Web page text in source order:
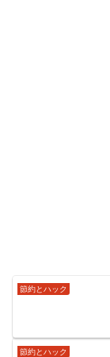
節約とハック
節約とハック